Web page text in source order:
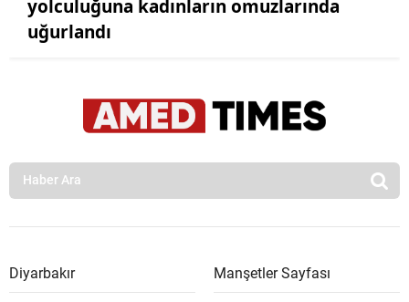
yolculuğuna kadınların omuzlarında
uğurlandı
Diyarbakır Manşetler Sayfası